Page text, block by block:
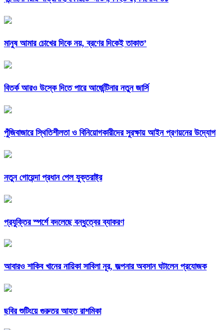
মানুষ আমার চোখের দিকে নয়, ব্রণের দিকেই তাকাত’
বিতর্ক আরও উস্কে দিতে পারে আর্জেন্টিনার নতুন জার্সি
পুঁজিবাজারে স্থিতিশীলতা ও বিনিয়োগকারীদের সুরক্ষায় আইন প্রণয়নের উদ্যোগ
নতুন গোয়েন্দা প্রধান পেল যুক্তরাষ্ট্র
প্রযুক্তির স্পর্শে বদলেছে বন্ধুত্বের ব্যাকরণ
আবারও শাকিব খানের নায়িকা সাবিলা নূর, জল্পনার অবসান ঘটালেন প্রযোজক
ছবির শুটিংয়ে গুরুতর আহত রাশমিকা